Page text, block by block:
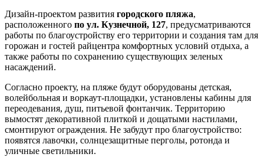
Дизайн-проектом развития городского пляжа,
расположенного по ул. Кузнечной, 127, предусматриваются
работы по благоустройству его территории и создания там для
горожан и гостей райцентра комфортных условий отдыха, а
также работы по сохранению существующих зеленых
насаждений.
Согласно проекту, на пляже будут оборудованы детская,
волейбольная и воркаут-площадки, установлены кабины для
переодевания, душ, питьевой фонтанчик. Территорию
вымостят декоративной плиткой и дощатыми настилами,
смонтируют ограждения. Не забудут про благоустройство:
появятся лавочки, солнцезащитные перголы, ротонда и
уличные светильники.